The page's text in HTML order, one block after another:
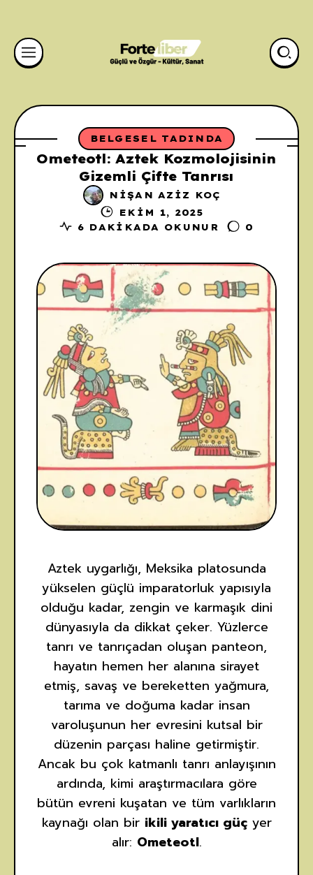
BELGESEL TADINDA
Ometeotl: Aztek Kozmolojisinin
Gizemli Çifte Tanrısı
NIŞAN AZIZ KOÇ
EKIM 1, 2025
6 DAKIKADA OKUNUR
0
Aztek uygarlığı, Meksika platosunda
yükselen güçlü imparatorluk yapısıyla
olduğu kadar, zengin ve karmaşık dini
dünyasıyla da dikkat çeker. Yüzlerce
tanrı ve tanrıçadan oluşan panteon,
hayatın hemen her alanına sirayet
etmiş, savaş ve bereketten yağmura,
tarıma ve doğuma kadar insan
varoluşunun her evresini kutsal bir
düzenin parçası haline getirmiştir.
Ancak bu çok katmanlı tanrı anlayışının
ardında, kimi araştırmacılara göre
bütün evreni kuşatan ve tüm varlıkların
kaynağı olan bir ikili yaratıcı güçyer
alır: Ometeotl.